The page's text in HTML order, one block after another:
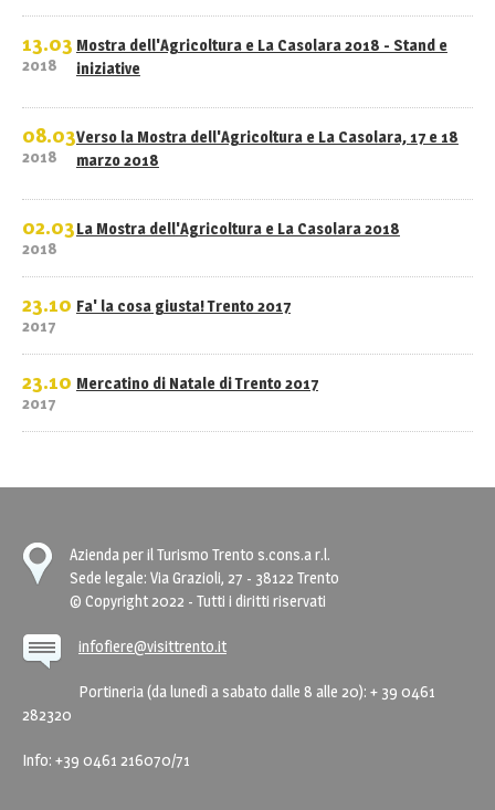
13.03
2018
Mostra dell'Agricoltura e La Casolara 2018 - Stand e
iniziative
08.03
2018
Verso la Mostra dell'Agricoltura e La Casolara, 17 e 18
marzo 2018
02.03
2018
La Mostra dell'Agricoltura e La Casolara 2018
23.10
2017
Fa' la cosa giusta! Trento 2017
23.10
2017
Mercatino di Natale di Trento 2017
Azienda per il Turismo Trento s.cons.a r.l.
Sede legale: Via Grazioli, 27 - 38122 Trento
© Copyright 2022 - Tutti i diritti riservati
infofiere@visittrento.it
Portineria (da lunedì a sabato dalle 8 alle 20): + 39 0461
282320
Info: +39 0461 216070/71